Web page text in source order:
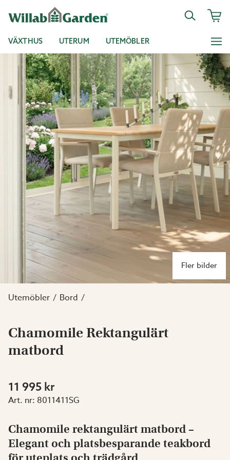
VÄXTHUS UTERUM UTEMÖBLER
Fler bilder
Utemöbler Bord
Chamomile Rektangulärt
matbord
11 995 kr
Art. nr: 8011411SG
Chamomile rektangulärt matbord –
Elegant och platsbesparande teakbord